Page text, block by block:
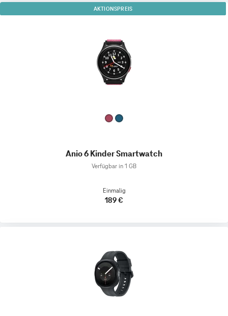
AKTIONSPREIS
Anio 6 Kinder Smartwatch
Verfügbar in 1 GB
Einmalig
189 €